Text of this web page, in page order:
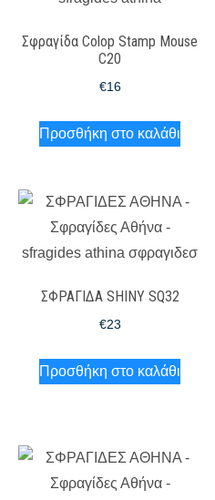
Σφραγίδα Colop Stamp Mouse
C20
€16
Προσθήκη στο καλάθι
ΣΦΡΑΓΙΔΑ SHINY SQ32
€23
Προσθήκη στο καλάθι